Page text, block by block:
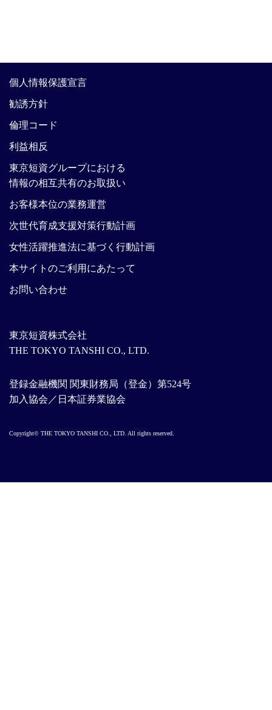
東京短資株式会社
THE TOKYO TANSHI CO., LTD.
登録金融機関 関東財務局（登金）第524号
加入協会／日本証券業協会
個人情報保護宣言
勧誘方針
倫理コード
利益相反
東京短資グループにおける
情報の相互共有のお取扱い
お客様本位の業務運営
次世代育成支援対策行動計画
女性活躍推進法に基づく行動計画
本サイトのご利用にあたって
お問い合わせ
Copyright© THE TOKYO TANSHI CO., LTD. All rights reserved.